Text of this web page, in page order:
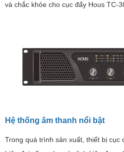
và chắc khỏe cho cục đẩy Hous TC-
Hệ thống âm thanh nổi bật
Trong quá trình sản xuất, thiết bị